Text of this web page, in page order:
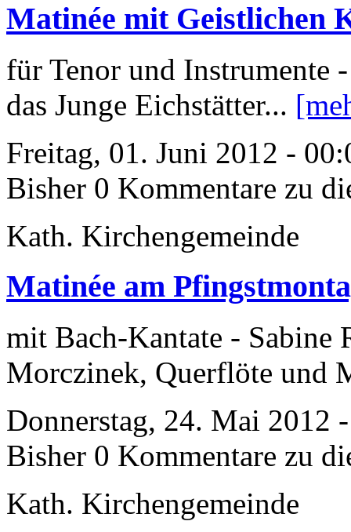
Matinée mit Geistlichen
für Tenor und Instrumente
das Junge Eichstätter...
Freitag, 01. Juni 2012 -
Bisher 0 Kommentare zu
Kath. Kirchengemeinde
Matinée am
mit Bach-Kantate - Sabine
Morczinek, Querflöte und
Donnerstag, 24. Mai 2012
Bisher 0 Kommentare zu
Kath. Kirchengemeinde